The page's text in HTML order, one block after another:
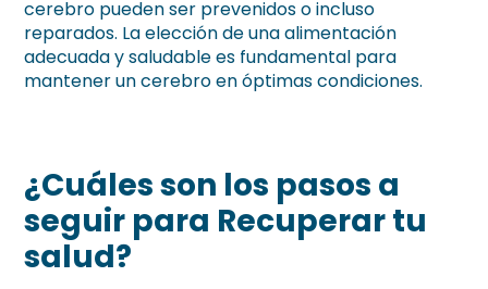
cerebro pueden ser prevenidos o incluso
reparados. La elección de una alimentación
adecuada y saludable es fundamental para
mantener un cerebro en óptimas condiciones.
¿Cuáles son los pasos a
seguir para Recuperar tu
salud?